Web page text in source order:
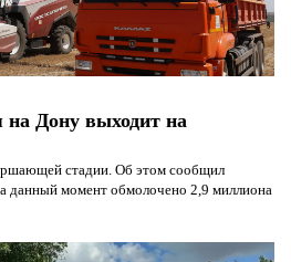
Дону выходит на
стадии. Об этом сообщил
данный момент обмолочено 2,9 миллиона